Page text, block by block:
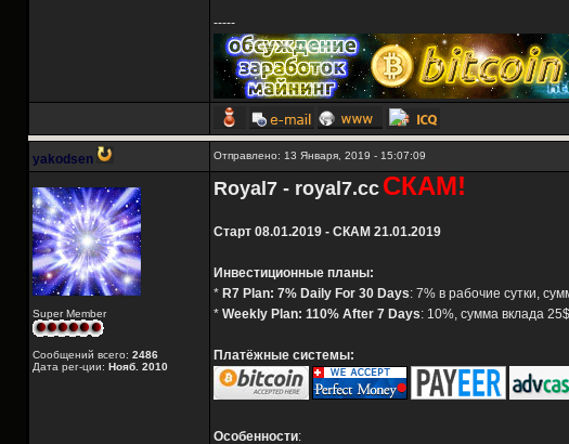
-----
yakodsen Отправлено: 13 Января, 2019 - 15:07:09
Super Member
Сообщений всего: 2486
Дата рег-ции: Нояб. 2010
Royal7 - royal7.cc СКАМ!
Старт 08.01.2019 - СКАМ 21.01.2019
Инвестиционные планы:
* R7 Plan: 7% Daily For 30 Days: 7% в рабочие сутки,
* Weekly Plan: 110% After 7 Days: 10%, сумма вклада
Платёжные системы:
Особенности: